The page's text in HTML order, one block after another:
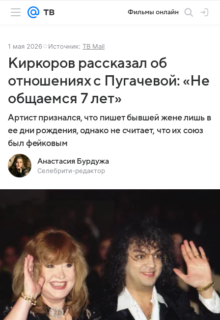
Фильмы онлайн
1 мая 2026 Источник: ТВ Mail
Киркоров рассказал об
отношениях с Пугачевой: «Не
общаемся 7 лет»
Артист признался, что пишет бывшей жене лишь в
ее дни рождения, однако не считает, что их союз
был фейковым
Анастасия Бурдужа
Селебрити-редактор